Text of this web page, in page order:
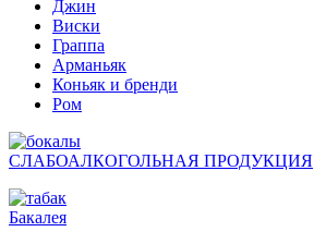
Джин
Виски
Граппа
Арманьяк
Коньяк и бренди
Ром
СЛАБОАЛКОГОЛЬНАЯ ПРОДУКЦИЯ
Бакалея